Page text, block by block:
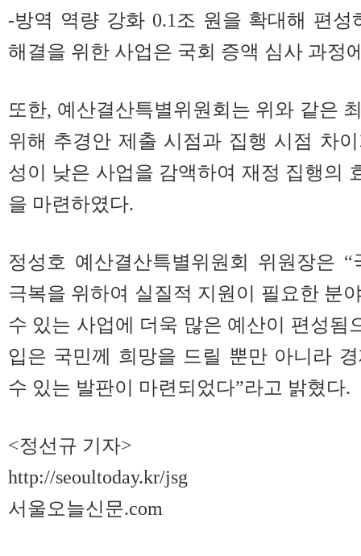
-방역 역량 강화 0.1조 원을 확대해 편
해결을 위한 사업은 국회 증액 심사 과정
또한, 예산결산특별위원회는 위와 같은
위해 추경안 제출 시점과 집행 시점 차
성이 낮은 사업을 감액하여 재정 집행의
을 마련하였다.
정성호 예산결산특별위원회 위원장은
극복을 위하여 실질적 지원이 필요한 분
수 있는 사업에 더욱 많은 예산이 편성됨
입은 국민께 희망을 드릴 뿐만 아니라
수 있는 발판이 마련되었다”라고 밝혔다.
<정선규 기자>
http://seoultoday.kr/jsg
서울오늘신문.com